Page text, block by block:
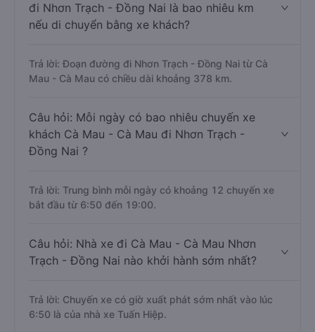
đi Nhơn Trạch - Đồng Nai là bao nhiêu km
nếu di chuyển bằng xe khách?
Trả lời: Đoạn đường đi Nhơn Trạch - Đồng Nai từ Cà
Mau - Cà Mau có chiều dài khoảng 378 km.
Câu hỏi: Mỗi ngày có bao nhiêu chuyến xe
khách Cà Mau - Cà Mau đi Nhơn Trạch -
Đồng Nai ?
Trả lời: Trung bình mỗi ngày có khoảng 12 chuyến xe
bắt đầu từ 6:50 đến 19:00.
Câu hỏi: Nhà xe đi Cà Mau - Cà Mau Nhơn
Trạch - Đồng Nai nào khởi hành sớm nhất?
Trả lời: Chuyến xe có giờ xuất phát sớm nhất vào lúc
6:50 là của nhà xe Tuấn Hiệp.